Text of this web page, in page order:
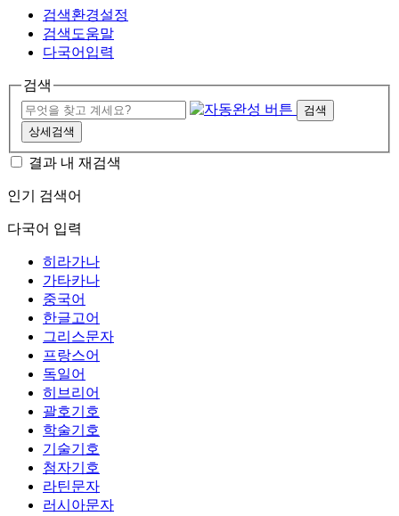
검색환경설정
검색도움말
다국어입력
검색
검색
상세검색
결과 내 재검색
인기 검색어
다국어 입력
히라가나
가타카나
중국어
한글고어
그리스문자
프랑스어
독일어
히브리어
괄호기호
학술기호
기술기호
첨자기호
라틴문자
러시아문자